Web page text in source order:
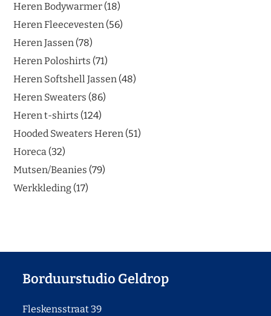
Heren Bodywarmer 18
Heren Fleecevesten 56
Heren Jassen 78
Heren Poloshirts 71
Heren Softshell Jassen 48
Heren Sweaters 86
Heren t-shirts 124
Hooded Sweaters Heren 51
Horeca 32
Mutsen/Beanies 79
Werkkleding 17
Borduurstudio Geldrop
Fleskensstraat 39